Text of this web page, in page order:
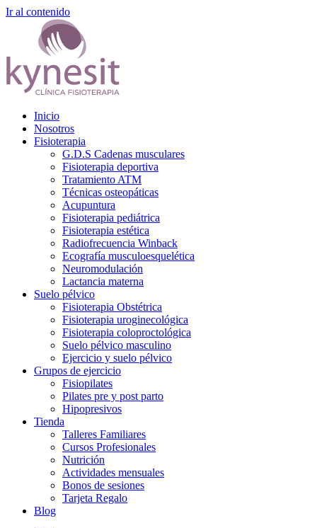
Ir al contenido
Inicio
Nosotros
Fisioterapia
G.D.S Cadenas musculares
Fisioterapia deportiva
Tratamiento ATM
Técnicas osteopáticas
Acupuntura
Fisioterapia pediátrica
Fisioterapia estética
Radiofrecuencia Winback
Ecografía musculoesquelética
Neuromodulación
Lactancia materna
Suelo pélvico
Fisioterapia Obstétrica
Fisioterapia uroginecológica
Fisioterapia coloproctológica
Suelo pélvico masculino
Ejercicio y suelo pélvico
Grupos de ejercicio
Fisiopilates
Pilates pre y post parto
Hipopresivos
Tienda
Talleres Familiares
Cursos Profesionales
Nutrición
Actividades mensuales
Bonos de sesiones
Tarjeta Regalo
Blog